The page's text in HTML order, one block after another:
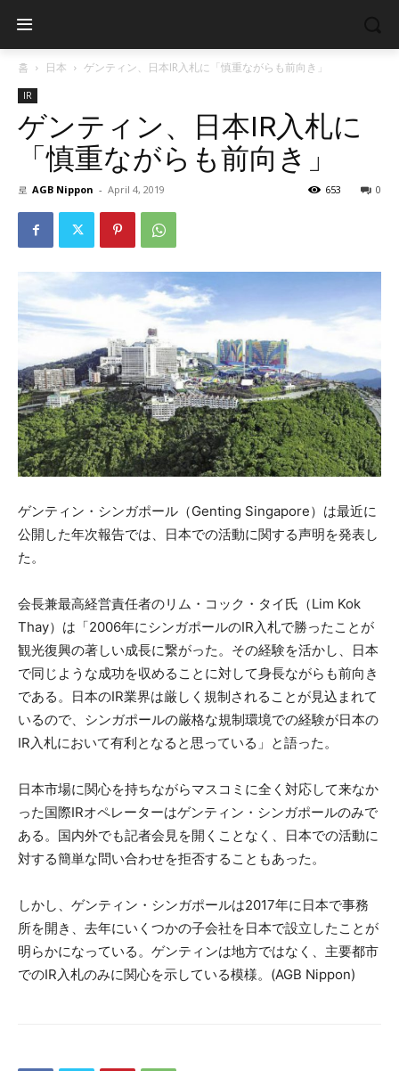
홈 日本 ゲンティン、日本IR入札に「慎重ながらも前向き」
IR
ゲンティン、日本IR入札に
「慎重ながらも前向き」
로 AGB Nippon - April 4, 2019 0
653
ゲンティン・シンガポール（Genting Singapore）は最近に
公開した年次報告では、日本での活動に関する声明を発表し
た。
会長兼最高経営責任者のリム・コック・タイ氏（Lim Kok
Thay）は「2006年にシンガポールのIR入札で勝ったことが
観光復興の著しい成長に繋がった。その経験を活かし、日本
で同じような成功を収めることに対して身長ながらも前向き
である。日本のIR業界は厳しく規制されることが見込まれて
いるので、シンガポールの厳格な規制環境での経験が日本の
IR入札において有利となると思っている」と語った。
日本市場に関心を持ちながらマスコミに全く対応して来なか
った国際IRオペレーターはゲンティン・シンガポールのみで
ある。国内外でも記者会見を開くことなく、日本での活動に
対する簡単な問い合わせを拒否することもあった。
しかし、ゲンティン・シンガポールは2017年に日本で事務
所を開き、去年にいくつかの子会社を日本で設立したことが
明らかになっている。ゲンティンは地方ではなく、主要都市
でのIR入札のみに関心を示している模様。(AGB Nippon)